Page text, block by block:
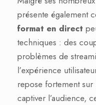
présente également
format en direct
techniques : des
problèmes de
l’expérience
repose fortement sur
captiver l’audience,